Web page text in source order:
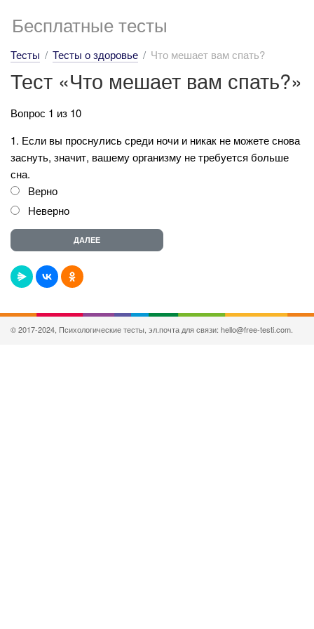
Бесплатные тесты
Тесты Тесты о здоровье Что мешает вам спать?
Тест «Что мешает вам спать?»
Вопрос 1 из 10
1. Если вы проснулись среди ночи и никак не можете снова
заснуть, значит, вашему организму не требуется больше
сна.
Верно
Неверно
© 2017-2024, Психологические тесты, эл.почта для связи: hello@free-testi.com.